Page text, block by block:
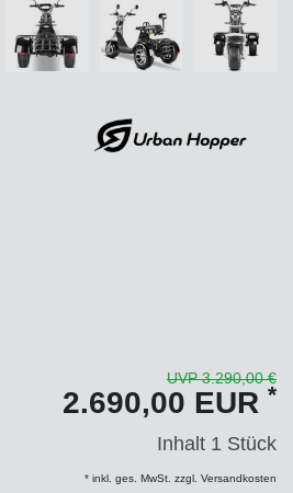
UVP 3.290,00 €
2.690,00 EUR *
Inhalt 1 Stück
* inkl. ges. MwSt. zzgl. Versandkosten